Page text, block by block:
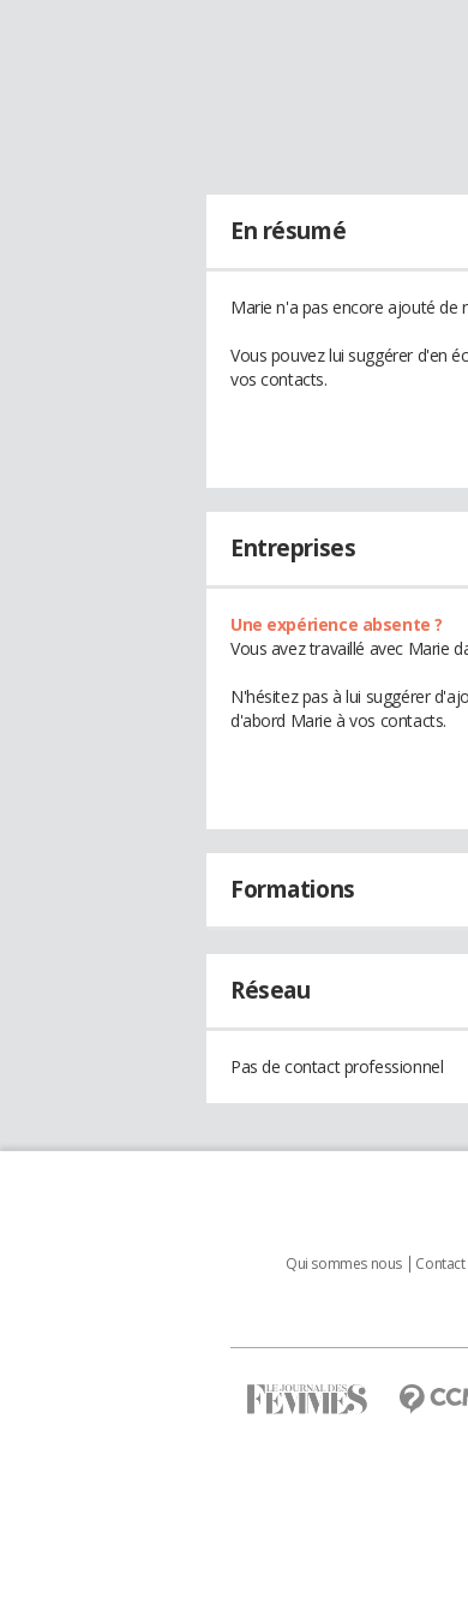
En résumé
Marie n'a pas encore ajouté de
Vous pouvez lui suggérer d'en
vos contacts.
Entreprises
Une expérience absente ?
Vous avez travaillé avec Marie
N'hésitez pas à lui suggérer
d'abord Marie à vos contacts.
Formations
Réseau
Pas de contact professionnel
Qui sommes nous Contact